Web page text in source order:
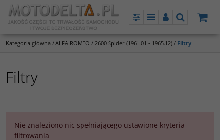
PanelMenuPanelSzukaj
Kategoria główna / ALFA ROMEO / 2600 Spider (1961.01 - 1965.12) / Filtry
Filtry
Nie znaleziono nic spełniającego ustawione kryteria
filtrowania